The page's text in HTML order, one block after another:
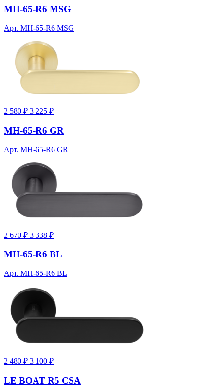
MH-65-R6 MSG
Арт. MH-65-R6 MSG
2 580 ₽ 3 225 ₽
MH-65-R6 GR
Арт. MH-65-R6 GR
2 670 ₽ 3 338 ₽
MH-65-R6 BL
Арт. MH-65-R6 BL
2 480 ₽ 3 100 ₽
LE BOAT R5 CSA